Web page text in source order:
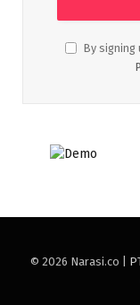
By signing
© 2026 Narasi.co |